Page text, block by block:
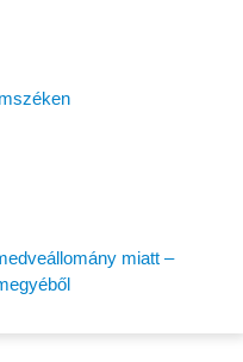
miatt –